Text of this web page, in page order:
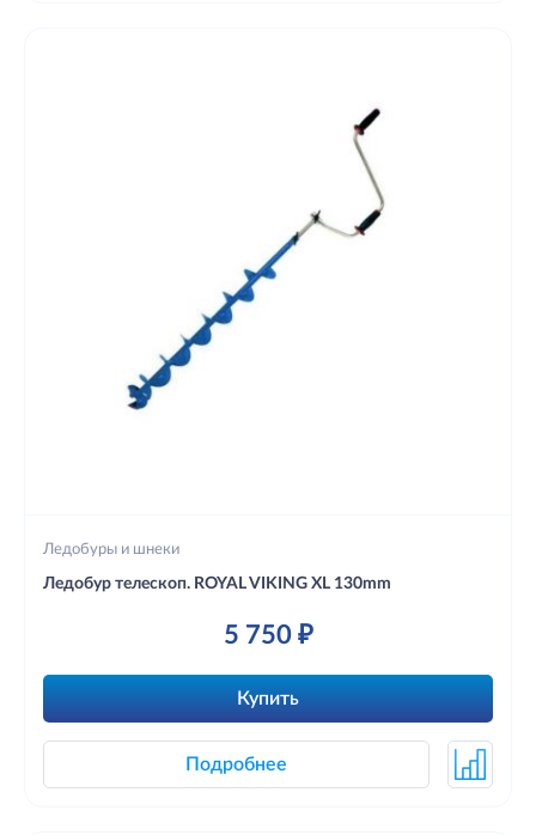
Ледобуры и шнеки
Ледобур телескоп. ROYAL VIKING XL 130mm
5 750 ₽
Купить
Подробнее